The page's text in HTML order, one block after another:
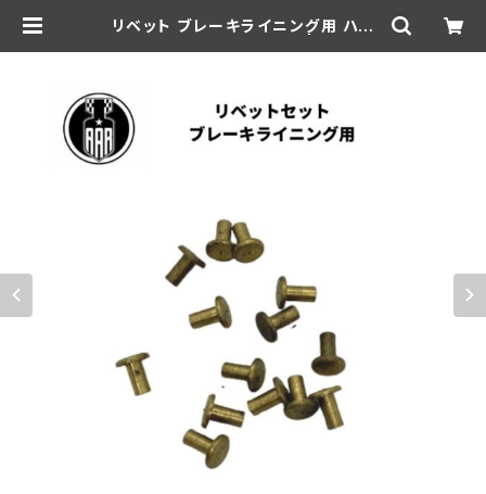
リベット ブレーキライニング用 ハー